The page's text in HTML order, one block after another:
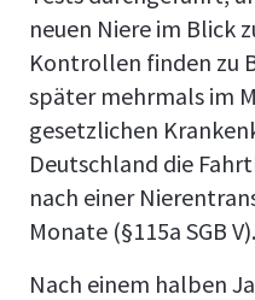
neuen Niere im Blick
Kontrollen finden zu
später mehrmals im
gesetzlichen
Deutschland die
nach einer
Monate (§115a SGB V).
Nach einem halben